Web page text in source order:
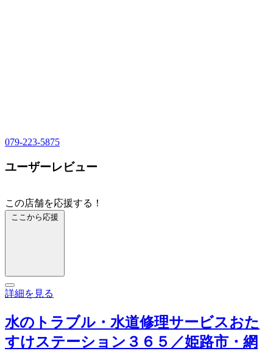
079-223-5875
ユーザーレビュー
この店舗を応援する！
ここから応援
詳細を見る
水のトラブル・水道修理サービスおた
すけステーション３６５／姫路市・網